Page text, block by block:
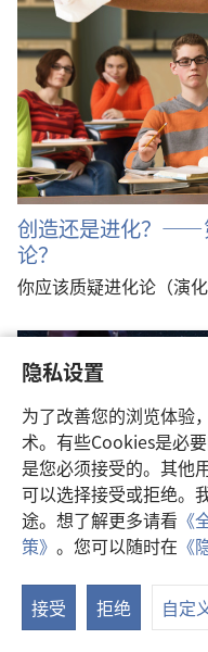
隐私设置
为了改善您的浏览体验
术。有些Cookies是必
是您必须接受的。其他
可以选择接受或拒绝。
途。想了解更多请看 《
策》 。您可以随时在 《
接受 拒绝 自定
创造还是进化？——
论？
你应该质疑进化论（演
创造还是进化？——
创造万物？
你相信上帝创造万物就是